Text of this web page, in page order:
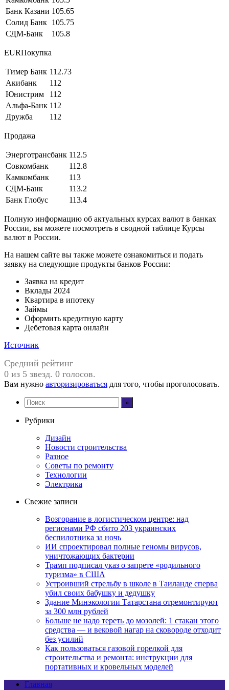
Банк Казани 105.65
Солид Банк 105.75
СДМ-Банк
105.8
EURПокупка
Тимер Банк 112.73
Акибанк
112
Юнистрим
112
Альфа-Банк 112
Дружба
112
Продажа
Энерготрансбанк 112.5
Совкомбанк
112.8
Камкомбанк
113
СДМ-Банк
113.2
Банк Глобус
113.4
Полную информацию об актуальных курсах валют в банках
России, вы можете посмотреть в сводной таблице Курсы
валют в России.
На нашем сайте вы также можете ознакомиться и подать
заявку на следующие продукты банков России:
Заявка на кредит
Вклады 2024
Квартира в ипотеку
Займы
Оформить кредитную карту
Дебетовая карта онлайн
Источник
Средний рейтинг
0 из 5 звезд. 0 голосов.
Вам нужно авторизироваться для того, чтобы проголосовать.
Рубрики
Дизайн
Новости строительства
Разное
Советы по ремонту
Технологии
Электрика
Свежие записи
Возгорание в логистическом центре: над
регионами РФ сбито 203 украинских
беспилотника за ночь
ИИ спроектировал полные геномы вирусов,
уничтожающих бактерии
Трамп подписал указ о запрете «родильного
туризма» в США
Устроивший стрельбу в школе в Таиланде сперва
убил своих бабушку и дедушку
Здание Минэкологии Татарстана отремонтируют
за 300 млн рублей
Больше не надо тереть до мозолей: 1 стакан этого
средства — и вековой нагар на сковороде отходит
без усилий
Как пользоваться газовой горелкой для
строительства и ремонта: инструкции для
портативных и кровельных моделей
Главная